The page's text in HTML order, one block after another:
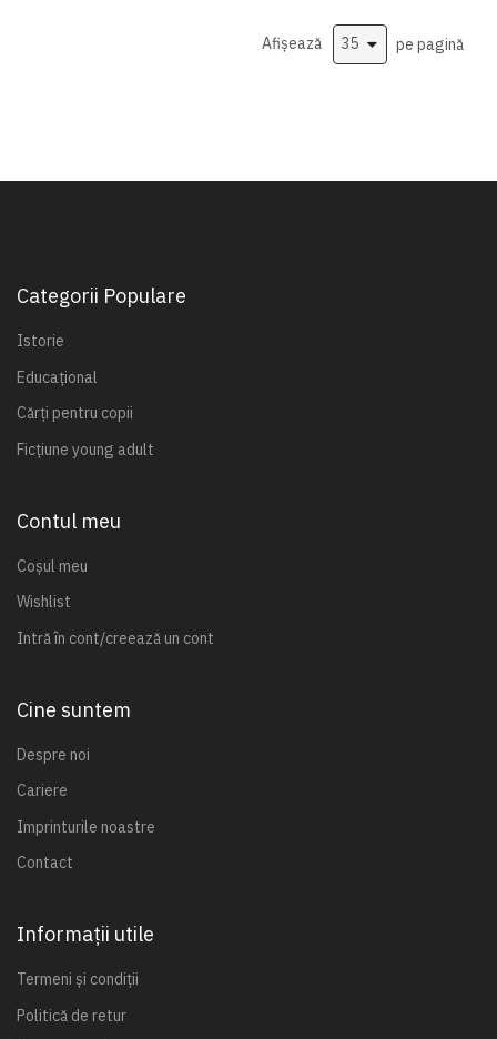
Afișează pe pagină
Categorii Populare
Istorie
Educațional
Cărți pentru copii
Ficțiune young adult
Contul meu
Coșul meu
Wishlist
Intră în cont/creează un cont
Cine suntem
Despre noi
Cariere
Imprinturile noastre
Contact
Informații utile
Termeni și condiții
Politică de retur